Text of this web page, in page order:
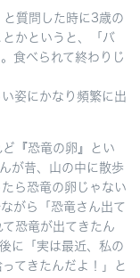
質問した時に3歳の
かというと、「バ
食べられて終わりじ
姿にかなり頻繁に出
『恐竜の卵』とい
が昔、山の中に散歩
ら恐竜の卵じゃない
がら「恐竜さん出て
恐竜が出てきたん
に「実は最近、私の
てきたんだよ！」と